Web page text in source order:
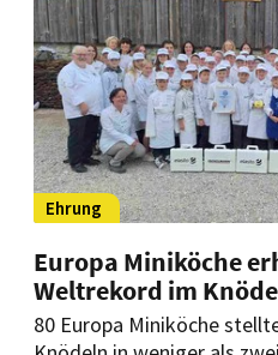
Ehrung
Europa Miniköche
Weltrekord im
80 Europa Miniköche